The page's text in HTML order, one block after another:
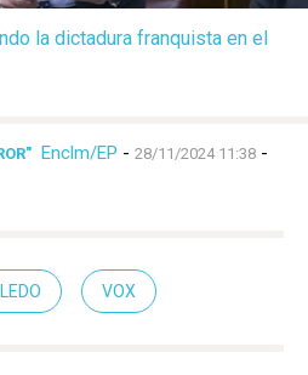
la dictadura franquista en el
Enclm/EP - 28/11/2024 11:38 -
VOX